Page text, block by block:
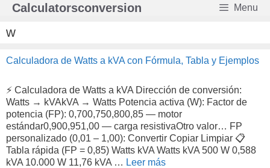
Saltar
contenido
Calculatorsconversion Menu
w
Calculadora de Watts a kVA con Fórmula, Tabla y Ejemplos
⚡ Calculadora de Watts a kVA Dirección de conversión:
Watts → kVAkVA → Watts Potencia activa (W): Factor de
potencia (FP): 0,700,750,800,85 — motor
estándar0,900,951,00 — carga resistivaOtro valor… FP
personalizado (0,01 – 1,00): Convertir Copiar Limpiar 📋
Tabla rápida (FP = 0,85) Watts kVA Watts kVA 500 W 0,588
kVA 10.000 W 11,76 kVA … Leer más